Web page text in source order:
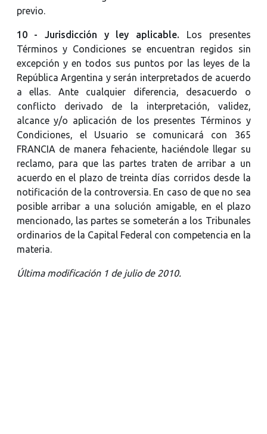
previo.
10 - Jurisdicción y ley aplicable. Los presentes
Términos y Condiciones se encuentran regidos sin
excepción y en todos sus puntos por las leyes de la
República Argentina y serán interpretados de acuerdo
a ellas. Ante cualquier diferencia, desacuerdo o
conflicto derivado de la interpretación, validez,
alcance y/o aplicación de los presentes Términos y
Condiciones, el Usuario se comunicará con 365
FRANCIA de manera fehaciente, haciéndole llegar su
reclamo, para que las partes traten de arribar a un
acuerdo en el plazo de treinta días corridos desde la
notificación de la controversia. En caso de que no sea
posible arribar a una solución amigable, en el plazo
mencionado, las partes se someterán a los Tribunales
ordinarios de la Capital Federal con competencia en la
materia.
Última modificación 1 de julio de 2010.